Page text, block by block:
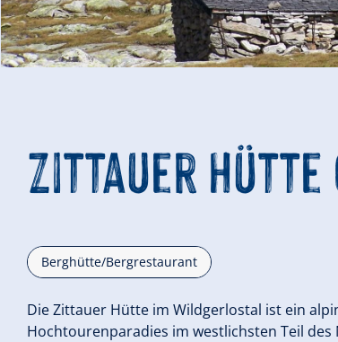
Zittauer Hütte
Berghütte/Bergrestaurant
Die Zittauer Hütte im Wildgerlostal ist ein
Hochtourenparadies im westlichsten Teil